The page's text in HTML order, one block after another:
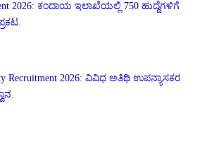
2026: ಕಂದಾಯ ಇಲಾಖೆಯಲ್ಲಿ 750 ಹುದ್ದೆಗಳಿಗೆ
Recruitment 2026: ವಿವಿಧ ಅತಿಥಿ ಉಪನ್ಯಾಸಕರ